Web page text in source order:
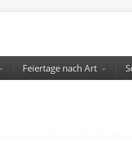
Feiertage nach Art